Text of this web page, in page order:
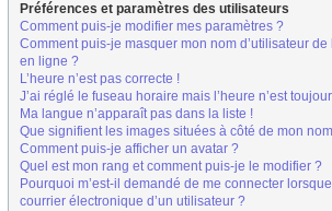
Préférences et paramètres des utilisateurs
Comment puis-je modifier mes paramètres ?
Comment puis-je masquer mon nom d’utilisateur
en ligne ?
L’heure n’est pas correcte !
J’ai réglé le fuseau horaire mais l’heure n’est
Ma langue n’apparaît pas dans la liste !
Que signifient les images situées à côté de mon
Comment puis-je afficher un avatar ?
Quel est mon rang et comment puis-je le modifier ?
Pourquoi m’est-il demandé de me connecter
courrier électronique d’un utilisateur ?